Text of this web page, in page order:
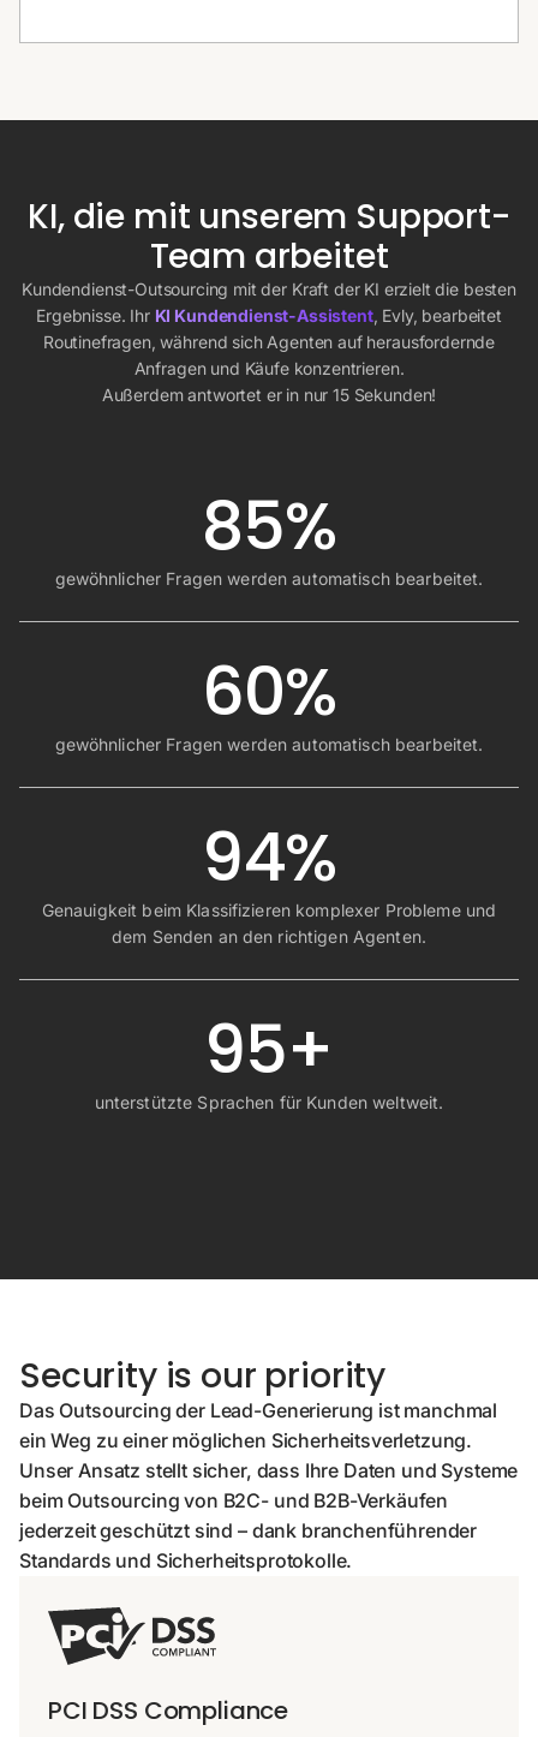
KI, die mit unserem Support-
Team arbeitet
Kundendienst-Outsourcing mit der Kraft der KI erzielt die besten
Ergebnisse. Ihr KI Kundendienst-Assistent, Evly, bearbeitet
Routinefragen, während sich Agenten auf herausfordernde
Anfragen und Käufe konzentrieren.
Außerdem antwortet er in nur 15 Sekunden!
85%
gewöhnlicher Fragen werden automatisch bearbeitet.
60%
gewöhnlicher Fragen werden automatisch bearbeitet.
94%
Genauigkeit beim Klassifizieren komplexer Probleme und
dem Senden an den richtigen Agenten.
95+
unterstützte Sprachen für Kunden weltweit.
Security is our priority
Das Outsourcing der Lead-Generierung ist manchmal
ein Weg zu einer möglichen Sicherheitsverletzung.
Unser Ansatz stellt sicher, dass Ihre Daten und Systeme
beim Outsourcing von B2C- und B2B-Verkäufen
jederzeit geschützt sind – dank branchenführender
Standards und Sicherheitsprotokolle.
PCI DSS Compliance